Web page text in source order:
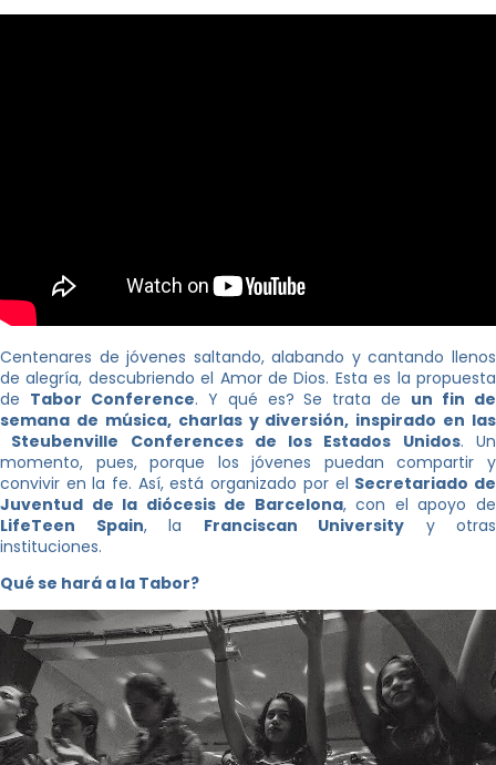
Centenares de jóvenes saltando, alabando y cantando llenos
de alegría, descubriendo el Amor de Dios. Esta es la propuesta
de Tabor Conference. Y qué es? Se trata de un fin de
semana de música, charlas y diversión, inspirado en las
Steubenville Conferences de los Estados Unidos. Un
momento, pues, porque los jóvenes puedan compartir y
convivir en la fe. Así, está organizado por el Secretariado de
Juventud de la diócesis de Barcelona, con el apoyo de
LifeTeen Spain, la Franciscan University y otras
instituciones.
Qué se hará a la Tabor?